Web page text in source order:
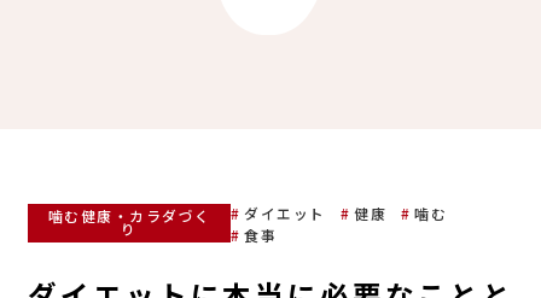
噛む健康・カラダづく
り
ダイエット 健康
噛む
食事